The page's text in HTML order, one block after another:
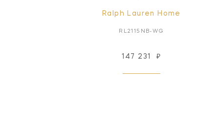
Ralph Lauren Home
RL2115NB-WG
147 231 ₽